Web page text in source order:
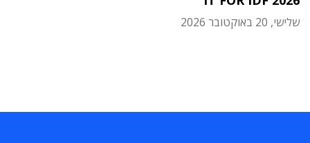
שלישי, 20 באוקטובר 2026